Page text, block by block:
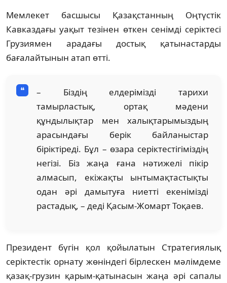
Мемлекет басшысы Қазақстанның Оңтүстік
Кавказдағы уақыт тезінен өткен сенімді серіктесі
Грузиямен арадағы достық қатынастарды
бағалайтынын атап өтті.
– Біздің елдерімізді тарихи
тамырластық, ортақ мәдени
құндылықтар мен халықтарымыздың
арасындағы берік байланыстар
біріктіреді. Бұл – өзара серіктестігіміздің
негізі. Біз жаңа ғана нәтижелі пікір
алмасып, екіжақты ынтымақтастықты
одан әрі дамытуға ниетті екенімізді
растадық, – деді Қасым-Жомарт Тоқаев.
Президент бүгін қол қойылатын Стратегиялық
серіктестік орнату жөніндегі бірлескен мәлімдеме
қазақ-грузин қарым-қатынасын жаңа әрі сапалы